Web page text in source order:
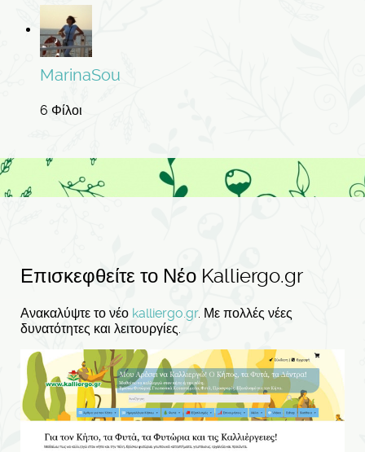
MarinaSou
6 Φίλοι
Επισκεφθείτε το Νέο Kalliergo.gr
Ανακαλύψτε το νέο kalliergo.gr. Με πολλές νέες
δυνατότητες και λειτουργίες.